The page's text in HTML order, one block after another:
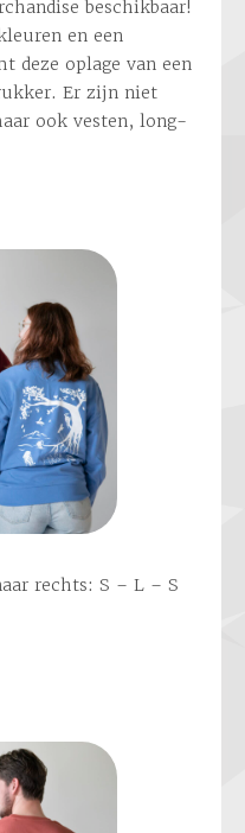
beschikbaar!
en een
deze oplage van een
Er zijn niet
ook vesten, long-
rechts: S – L – S